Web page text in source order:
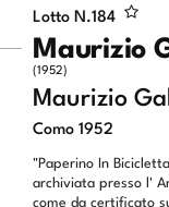
Lotto N.184
Maurizio
(1952)
Maurizio
Como 1952
"Paperino In
archiviata presso l'
come da certificato